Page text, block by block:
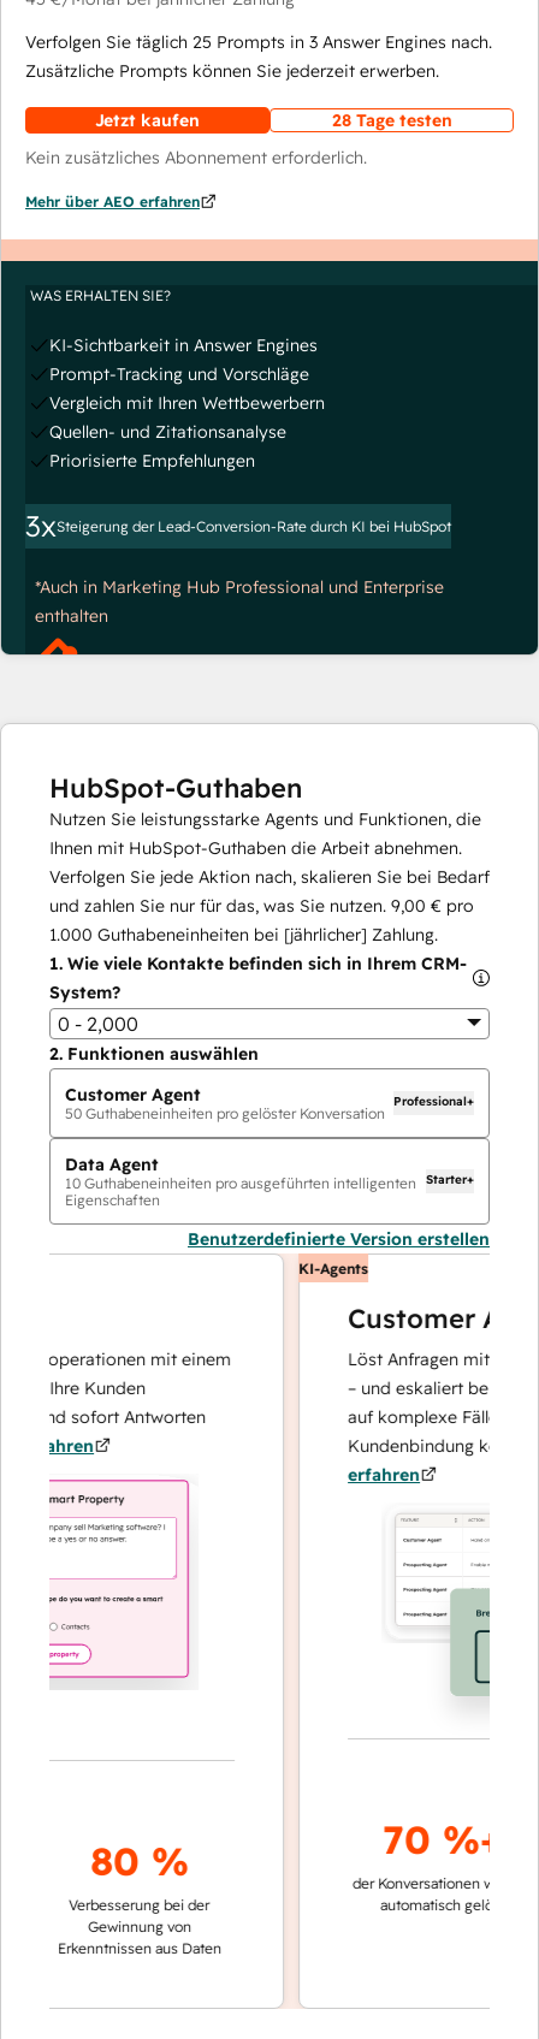
Verfolgen Sie täglich 25 Prompts in 3 Answer Engines nach.
Zusätzliche Prompts können Sie jederzeit erwerben.
Jetzt kaufen
28 Tage testen
Kein zusätzliches Abonnement erforderlich.
Mehr über AEO erfahren
WAS ERHALTEN SIE?
KI-Sichtbarkeit in Answer Engines
Prompt-Tracking und Vorschläge
Vergleich mit Ihren Wettbewerbern
Quellen- und Zitationsanalyse
Priorisierte Empfehlungen
3xSteigerung der Lead-Conversion-Rate durch KI bei HubSpot
*Auch in Marketing Hub Professional und Enterprise
enthalten
HubSpot-Guthaben
Nutzen Sie leistungsstarke Agents und Funktionen, die
Ihnen mit HubSpot-Guthaben die Arbeit abnehmen.
Verfolgen Sie jede Aktion nach, skalieren Sie bei Bedarf
und zahlen Sie nur für das, was Sie nutzen. 9,00 € pro
1.000 Guthabeneinheiten bei [jährlicher] Zahlung.
1. Wie viele Kontakte befinden sich in Ihrem CRM-
System?
0 - 2,000
2. Funktionen auswählen
Customer Agent
50 Guthabeneinheiten pro gelöster Konversation
Professional+
Data Agent
10 Guthabeneinheiten pro ausgeführten intelligenten
Eigenschaften
Starter+
Benutzerdefinierte Version erstellen
mit einem
Ihre Kunden
sofort Antworten
80 %
Verbesserung bei der
Gewinnung von
Erkenntnissen aus Daten
KI-Agents
Customer Agent
Löst Anfragen mit
– und eskaliert bei Bedarf,
auf komplexe Fälle und
Kundenbindung
erfahren
70 %+
der Konversationen werden
automatisch gelöst